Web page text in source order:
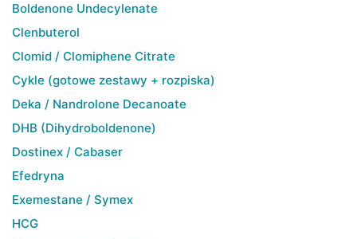
Boldenone Undecylenate
Clenbuterol
Clomid / Clomiphene Citrate
Cykle (gotowe zestawy + rozpiska)
Deka / Nandrolone Decanoate
DHB (Dihydroboldenone)
Dostinex / Cabaser
Efedryna
Exemestane / Symex
HCG